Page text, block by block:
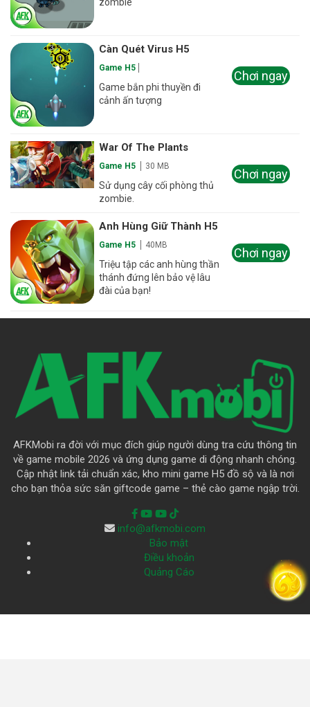
Càn Quét Virus H5
Game H5
Game bắn phi thuyền đi
cảnh ấn tượng
Chơi ngay
War Of The Plants
Game H5 30 MB
Sử dụng cây cối phòng thủ
zombie.
Chơi ngay
Anh Hùng Giữ Thành H5
Game H5 40MB
Triệu tập các anh hùng thần
thánh đứng lên bảo vệ lâu
đài của bạn!
Chơi ngay
AFKMobi ra đời với mục đích giúp người dùng tra cứu thông tin
về game mobile 2026 và ứng dụng game di động nhanh chóng.
Cập nhật link tải chuẩn xác, kho mini game H5 đồ sộ và là nơi
cho bạn thỏa sức săn giftcode game – thẻ cào game ngập trời.
info@afkmobi.com
Bảo mật
Điều khoản
Quảng Cáo